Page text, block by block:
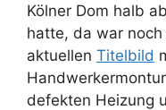
Kölner Dom halb
hatte, da war
aktuellen Titelbild
defekten Heizung